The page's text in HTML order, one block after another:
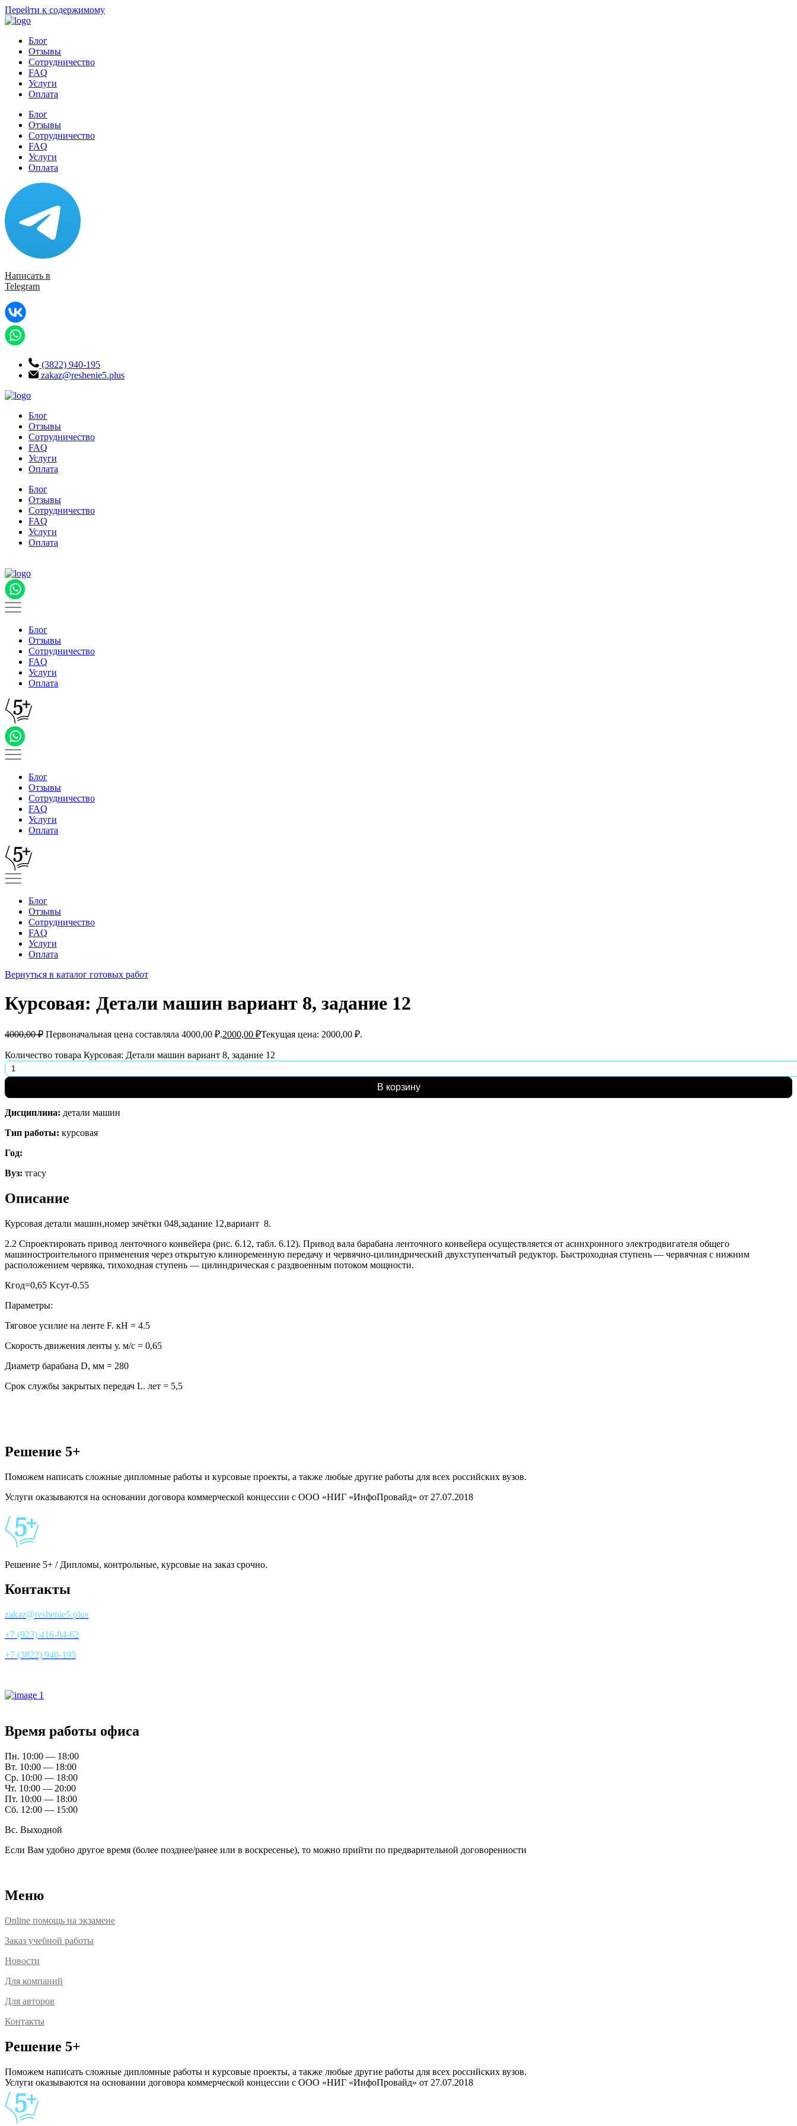
Перейти к содержимому
Блог
Отзывы
Сотрудничество
FAQ
Услуги
Оплата
Блог
Отзывы
Сотрудничество
FAQ
Услуги
Оплата
Написать в
Telegram
(3822) 940-195
zakaz@reshenie5.plus
Блог
Отзывы
Сотрудничество
FAQ
Услуги
Оплата
Блог
Отзывы
Сотрудничество
FAQ
Услуги
Оплата
Блог
Отзывы
Сотрудничество
FAQ
Услуги
Оплата
Блог
Отзывы
Сотрудничество
FAQ
Услуги
Оплата
Блог
Отзывы
Сотрудничество
FAQ
Услуги
Оплата
Вернуться в каталог готовых работ
Курсовая: Детали машин вариант 8, задание 12
4000,00₽ Первоначальная цена составляла 4000,00 ₽.2000,00 ₽Текущая цена: 2000,00 ₽.
Количество товара Курсовая: Детали машин вариант 8, задание 12
В корзину
Дисциплина: детали машин
Тип работы: курсовая
Год:
Вуз: тгасу
Описание
Курсовая детали машин,номер зачётки 048,задание 12,вариант 8.
2.2 Спроектировать привод ленточного конвейера (рис. 6.12, табл. 6.12). Привод вала барабана ленточного конвейера осуществляется от асинхронного электродвигателя общего
машиностроительного применения через открытую клиноременную передачу и червячно-цилиндрический двухступенчатый редуктор. Быстроходная ступень — червячная с нижним
расположением червяка, тихоходная ступень — цилиндрическая с раздвоенным потоком мощности.
Кгод=0,65 Kсут-0.55
Параметры:
Тяговое усилие на ленте F. кН = 4.5
Скорость движения ленты у. м/с = 0,65
Диаметр барабана D, мм = 280
Срок службы закрытых передач L. лет = 5,5
Решение 5+
Поможем написать сложные дипломные работы и курсовые проекты, а также любые другие работы для всех российских вузов.
Услуги оказываются на основании договора коммерческой концессии с ООО «НИГ «ИнфоПровайд» от 27.07.2018
Решение 5+ / Дипломы, контрольные, курсовые на заказ срочно.
Контакты
zakaz@reshenie5.plus
+7 (923) 416-84-62
+7 (3822) 940-195
Время работы офиса
Пн. 10:00 — 18:00
Вт. 10:00 — 18:00
Ср. 10:00 — 18:00
Чт. 10:00 — 20:00
Пт. 10:00 — 18:00
Сб. 12:00 — 15:00
Вс. Выходной
Если Вам удобно другое время (более позднее/ранее или в воскресенье), то можно прийти по предварительной договоренности
Меню
Online помощь на экзамене
Заказ учебной работы
Новости
Для компаний
Для авторов
Контакты
Решение 5+
Поможем написать сложные дипломные работы и курсовые проекты, а также любые другие работы для всех российских вузов.
Услуги оказываются на основании договора коммерческой концессии с ООО «НИГ «ИнфоПровайд» от 27.07.2018